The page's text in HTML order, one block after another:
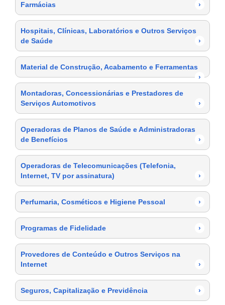
Farmácias ›
Hospitais, Clínicas, Laboratórios e Outros Serviços
de Saúde
›
Material de Construção, Acabamento e Ferramentas
›
Montadoras, Concessionárias e Prestadores de
Serviços Automotivos
›
Operadoras de Planos de Saúde e Administradoras
de Benefícios
›
Operadoras de Telecomunicações (Telefonia,
Internet, TV por assinatura)
›
Perfumaria, Cosméticos e Higiene Pessoal ›
Programas de Fidelidade ›
Provedores de Conteúdo e Outros Serviços na
Internet
›
Seguros, Capitalização e Previdência ›